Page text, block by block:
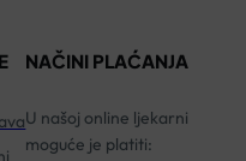
NAČINI PLAĆANJA
U našoj online ljekarni
moguće je platiti: